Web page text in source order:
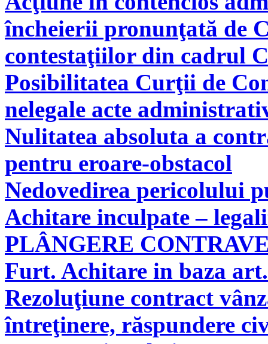
încheierii pronunţată de
contestaţiilor din cadrul
Posibilitatea Curţii de
nelegale acte
Nulitatea absoluta a
pentru eroare-obstacol
Nedovedirea pericolului
Achitare inculpate –
PLÂNGERE
Furt. Achitare in baza
Rezoluţiune contract
întreţinere, răspundere